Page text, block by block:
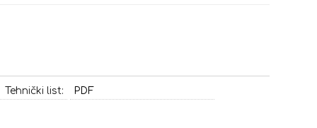
Tehnički list: PDF